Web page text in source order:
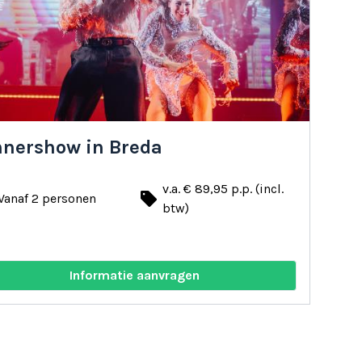
voor een onvergetelijke dag!
in Breda
2 personen local_offer v.a. € 89,95 p.p. (incl.
btw)
Informatie aanvragen